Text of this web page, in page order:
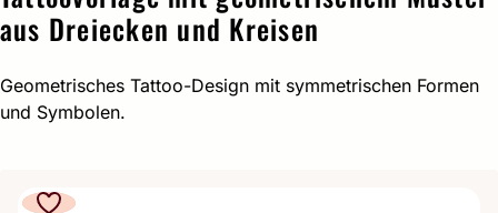
aus Dreiecken und Kreisen
Geometrisches Tattoo-Design mit symmetrischen Formen
und Symbolen.